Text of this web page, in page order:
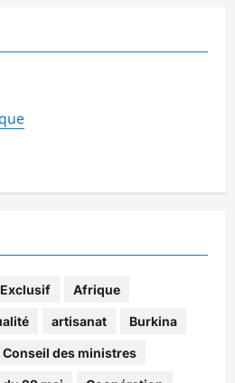
Afrique
artisanat Burkina
Conseil des ministres